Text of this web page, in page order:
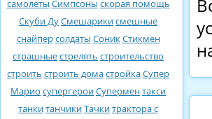
самолеты Симпсоны скорая помощь
Скуби ДуСмешарикисмешные
снайперсолдаты СоникСтикмен
страшныестрелять строительство
строить строить домастройкаСупер
Марио супергероиСуперментакси
танкитанчикиТачкитрактора с